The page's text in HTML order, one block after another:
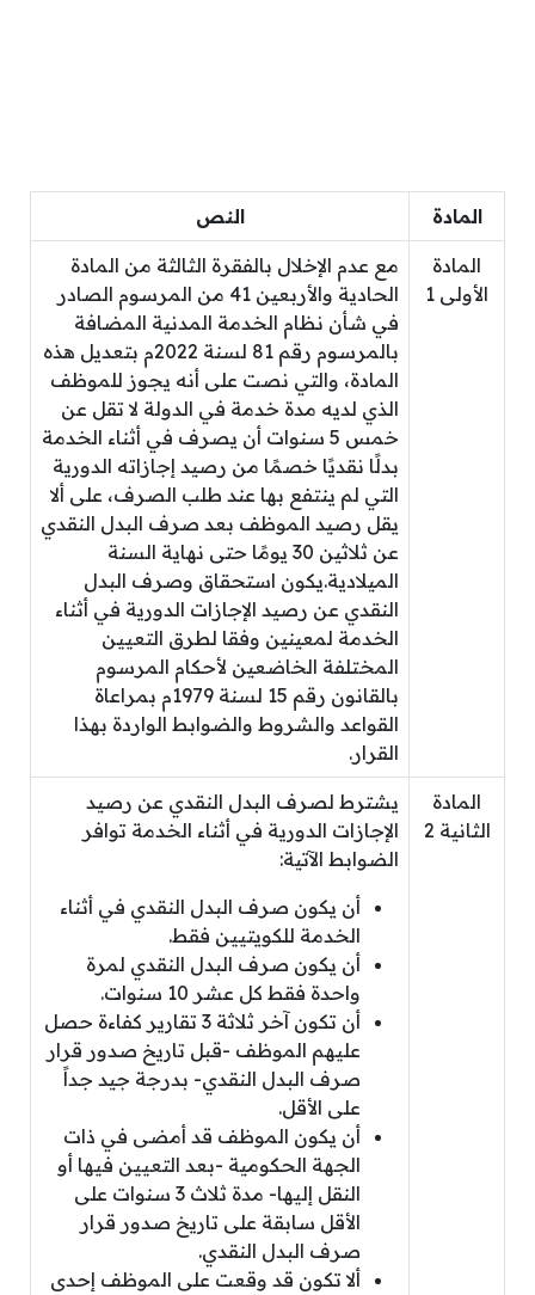
المادة النص
المادة
الأولى 1
مع عدم الإخلال بالفقرة الثالثة من المادة
الحادية والأربعين 41 من المرسوم الصادر
في شأن نظام الخدمة المدنية المضافة
بالمرسوم رقم 81 لسنة 2022م بتعديل هذه
المادة، والتي نصت على أنه يجوز للموظف
الذي لديه مدة خدمة في الدولة لا تقل عن
خمس 5 سنوات أن يصرف في أثناء الخدمة
بدلًا نقديًا خصمًا من رصيد إجازاته الدورية
التي لم ينتفع بها عند طلب الصرف، على ألا
يقل رصيد الموظف بعد صرف البدل النقدي
عن ثلاثين 30 يومًا حتى نهاية السنة
الميلادية.يكون استحقاق وصرف البدل
النقدي عن رصيد الإجازات الدورية في أثناء
الخدمة لمعينين وفقا لطرق التعيين
المختلفة الخاضعين لأحكام المرسوم
بالقانون رقم 15 لسنة 1979م بمراعاة
القواعد والشروط والضوابط الواردة بهذا
القرار.
المادة
الثانية 2
يشترط لصرف البدل النقدي عن رصيد
الإجازات الدورية في أثناء الخدمة توافر
الضوابط الآتية:
أن يكون صرف البدل النقدي في أثناء
الخدمة للكويتيين فقط.
أن يكون صرف البدل النقدي لمرة
واحدة فقط كل عشر 10 سنوات.
أن تكون آخر ثلاثة 3 تقارير كفاءة حصل
عليهم الموظف -قبل تاريخ صدور قرار
صرف البدل النقدي- بدرجة جيد جداً
على الأقل.
أن يكون الموظف قد أمضى في ذات
الجهة الحكومية -بعد التعيين فيها أو
النقل إليها- مدة ثلاث 3 سنوات على
الأقل سابقة على تاريخ صدور قرار
صرف البدل النقدي.
ألا تكون قد وقعت على الموظف إحدى